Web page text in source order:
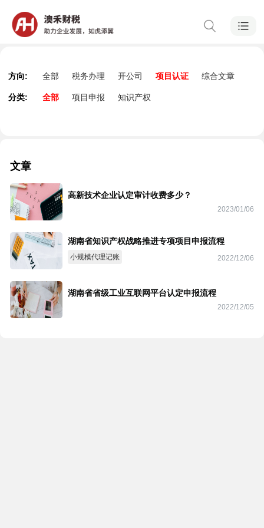
方向: 全部 税务办理 开公司 项目认证 综合文章
分类: 全部 项目申报 知识产权
文章
高新技术企业认定审计收费多少？
2023/01/06
湖南省知识产权战略推进专项项目申报流程
小规模代理记账 2022/12/06
湖南省省级工业互联网平台认定申报流程
2022/12/05